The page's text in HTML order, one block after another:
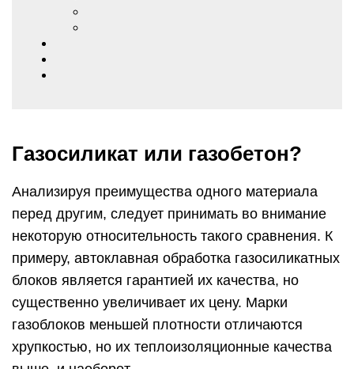
Газосиликат или газобетон?
Анализируя преимущества одного материала
перед другим, следует принимать во внимание
некоторую относительность такого сравнения. К
примеру, автоклавная обработка газосиликатных
блоков является гарантией их качества, но
существенно увеличивает их цену. Марки
газоблоков меньшей плотности отличаются
хрупкостью, но их теплоизоляционные качества